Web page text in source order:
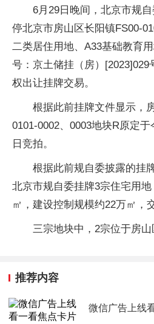
6月29日晚间，北京市规
停北京市房山区长阳镇FS00-
二类居住用地、A33基础教育
号：京土储挂（房）[2023]029
权出让挂牌交易。
根据此前挂牌文件显示，
0101-0002、0003地块R原定
日竞拍。
根据此前规自委披露的挂
北京市规自委挂牌3宗住宅用
㎡，建设控制规模约22万㎡，
三宗地块中，2宗位于房山
推荐内容
微信广告上线